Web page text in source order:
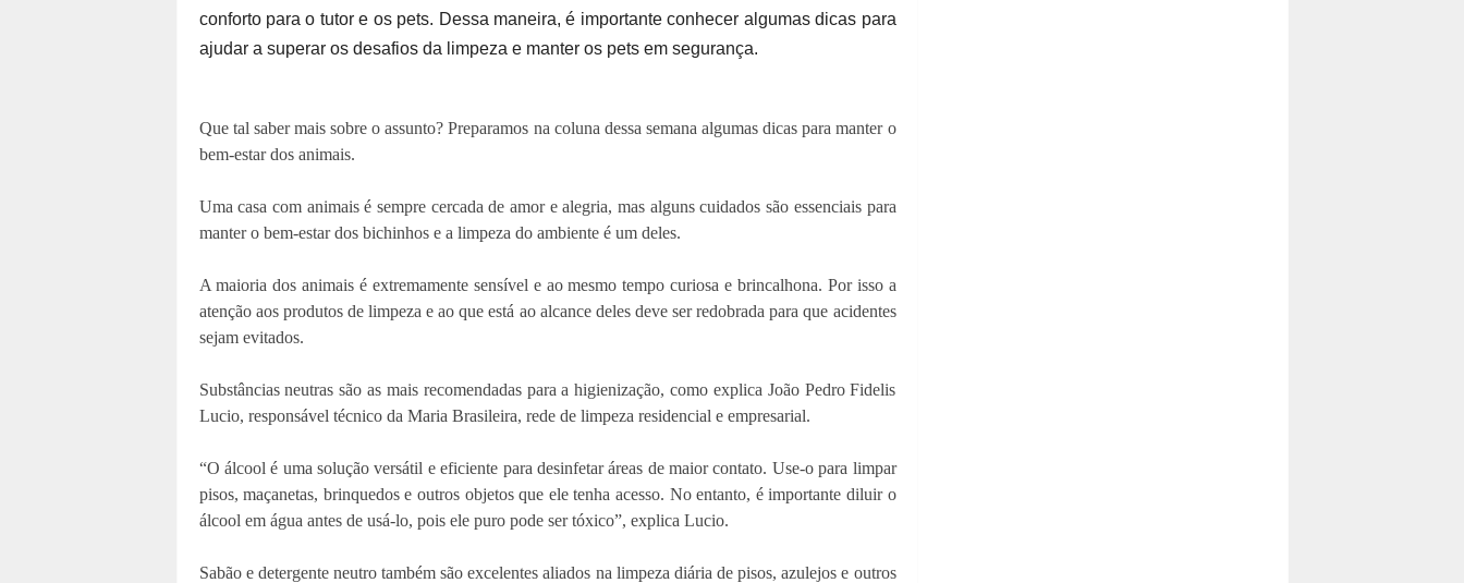
conforto para o tutor e os pets. Dessa maneira, é importante conhecer algumas dicas para
ajudar a superar os desafios da limpeza e manter os pets em segurança.
Que tal saber mais sobre o assunto? Preparamos na coluna dessa semana algumas dicas para manter o
bem-estar dos animais.
Uma casa com animais é sempre cercada de amor e alegria, mas alguns cuidados são essenciais para
manter o bem-estar dos bichinhos e a limpeza do ambiente é um deles.
A maioria dos animais é extremamente sensível e ao mesmo tempo curiosa e brincalhona. Por isso a
atenção aos produtos de limpeza e ao que está ao alcance deles deve ser redobrada para que acidentes
sejam evitados.
Substâncias neutras são as mais recomendadas para a higienização, como explica João Pedro Fidelis
Lucio, responsável técnico da Maria Brasileira, rede de limpeza residencial e empresarial.
“O álcool é uma solução versátil e eficiente para desinfetar áreas de maior contato. Use-o para limpar
pisos, maçanetas, brinquedos e outros objetos que ele tenha acesso. No entanto, é importante diluir o
álcool em água antes de usá-lo, pois ele puro pode ser tóxico”, explica Lucio.
Sabão e detergente neutro também são excelentes aliados na limpeza diária de pisos, azulejos e outros